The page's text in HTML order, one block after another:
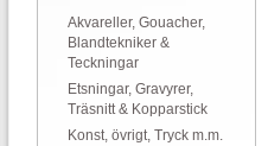
Akvareller, Gouacher,
Blandtekniker &
Teckningar
Etsningar, Gravyrer,
Träsnitt & Kopparstick
Konst, övrigt, Tryck m.m.